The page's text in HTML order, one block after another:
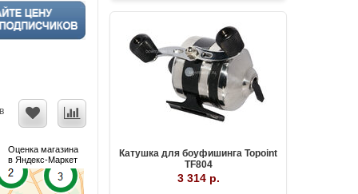
Катушка для боуфишинга Topoint
TF804
3 314 р.
Оценка магазина
в Яндекс-Маркет